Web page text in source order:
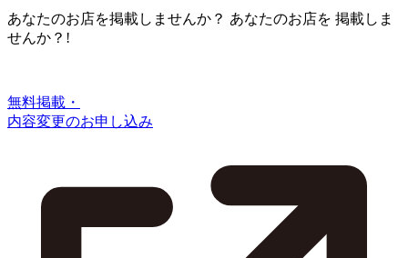
あなたのお店を掲載しませんか？ あなたのお店を 掲載しま
せんか？!
無料掲載・
内容変更のお申し込み